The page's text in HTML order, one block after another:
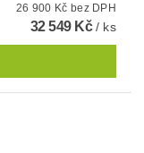
26 900 Kč bez DPH
32 549 Kč/ ks